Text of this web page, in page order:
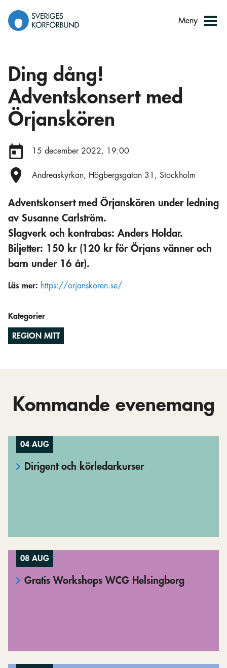
innehåll
Meny
Ding dång!
Adventskonsert med
Örjanskören
Datum:
15 december 2022, 19:00
Plats:
Andreaskyrkan, Högbergsgatan 31, Stockholm
Adventskonsert med Örjanskören under ledning
av Susanne Carlström.
Slagverk och kontrabas: Anders Holdar.
Biljetter: 150 kr (120 kr för Örjans vänner och
barn under 16 år).
Läs mer: https://orjanskoren.se/
Kategorier
REGION MITT
Kommande evenemang
04 AUG
Dirigent och körledarkurser
08 AUG
Gratis Workshops WCG Helsingborg